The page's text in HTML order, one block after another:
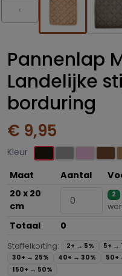
‹
Pannenlap
Landelijke
borduring
€ 9,95
Kleur
Maat
Aantal
20 x 20
cm
2
Totaal 0
Staffelkorting: 2+ → 5% 5+ →
30+ → 25% 40+ →30%
150+ → 50%